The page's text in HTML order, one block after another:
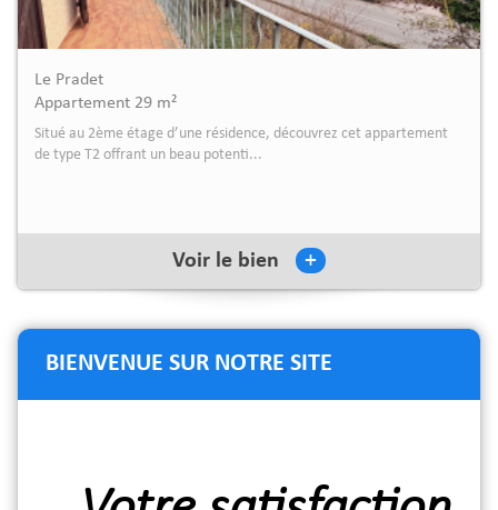
Le Pradet
Appartement 44.18 m²
Situé au sein d'une petite copropriété au calme, à proximité
immédiate des plages du Pin de Galle...
Voir le bien +
BIENVENUE SUR NOTRE SITE